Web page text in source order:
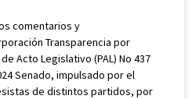
comentarios y
Transparencia por
Acto Legislativo (PAL) No 437
Senado, impulsado por el
de distintos partidos, por